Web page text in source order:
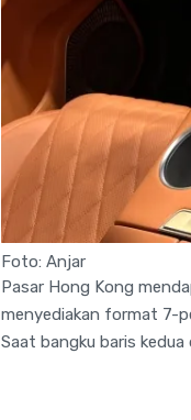
Foto: Anjar
Pasar Hong Kong
menyediakan format 7-
Saat bangku baris